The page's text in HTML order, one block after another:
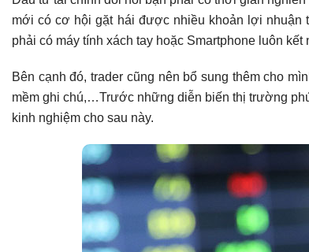
mới có cơ hội gặt hái được nhiều khoản lợi nhuận
phải có máy tính xách tay hoặc Smartphone luôn kết
Bên cạnh đó, trader cũng nên bổ sung thêm cho
mềm ghi chú,…Trước những diễn biến thị trường
kinh nghiệm cho sau này.